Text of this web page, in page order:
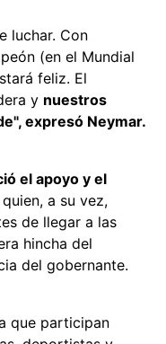
luchar. Con
(en el Mundial
feliz. El
y nuestros
expresó Neymar.
el apoyo y el
quien, a su vez,
de llegar a las
hincha del
del gobernante.
que participan